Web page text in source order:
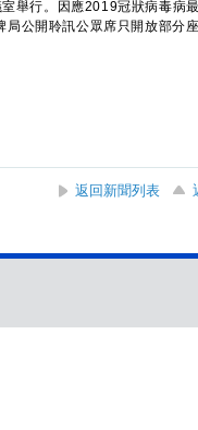
舉行。因應2019冠狀病毒病
公開聆訊公眾席只開放部分
返回新聞列表